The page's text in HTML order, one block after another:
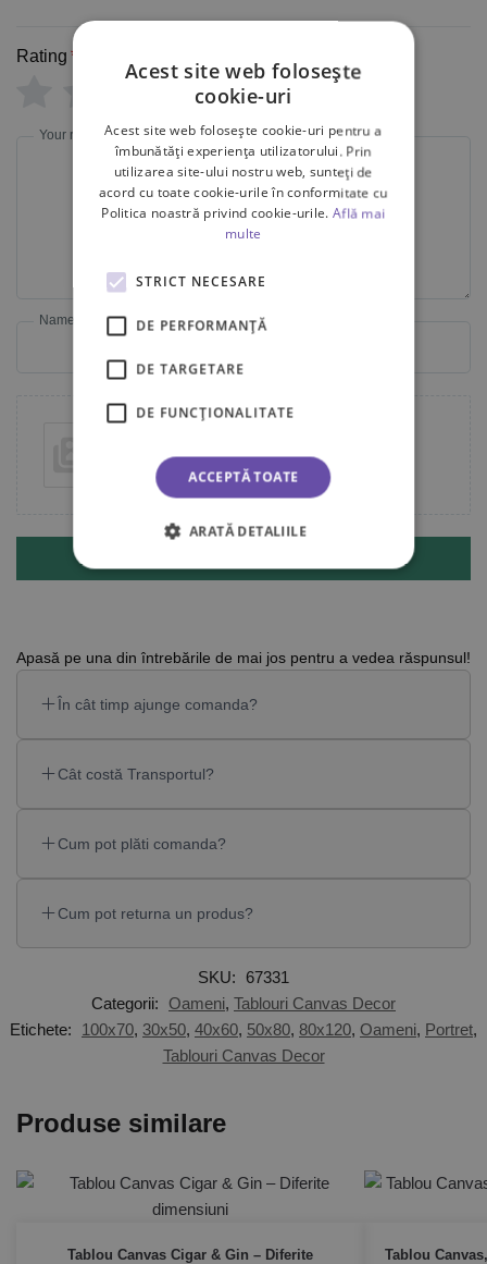
Rating *
0/5
Your review
Name
Add photos or video to your review
Apasă pe una din întrebările de mai jos pentru a vedea răspunsul!
În cât timp ajunge comanda?
Cât costă Transportul?
Cum pot plăti comanda?
Cum pot returna un produs?
SKU: 67331
Categorii: Oameni, Tablouri Canvas Decor
Etichete:
100x70, 30x50, 40x60, 50x80, 80x120, Oameni, Portret,
Tablouri Canvas Decor
Produse similare
Tablou Canvas Cigar & Gin – Diferite
Tablou
Acest site web folosește
cookie-uri
Acest site web folosește cookie-uri pentru a
îmbunătăți experiența utilizatorului. Prin
utilizarea site-ului nostru web, sunteți de
acord cu toate cookie-urile în conformitate cu
Politica noastră privind cookie-urile.Află mai
multe
STRICT NECESARE
DE PERFORMANȚĂ
DE TARGETARE
DE FUNCŢIONALITATE
ACCEPTĂ TOATE
ARATĂ DETALIILE